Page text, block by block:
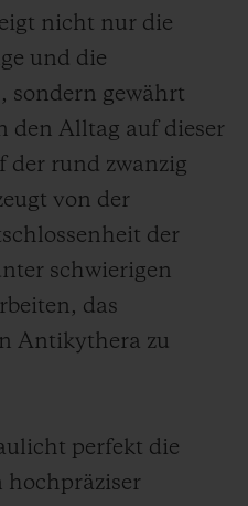
nicht nur die
und die
sondern gewährt
den Alltag auf dieser
der rund zwanzig
von der
der
schwierigen
das
Antikythera zu
perfekt die
hochpräziser